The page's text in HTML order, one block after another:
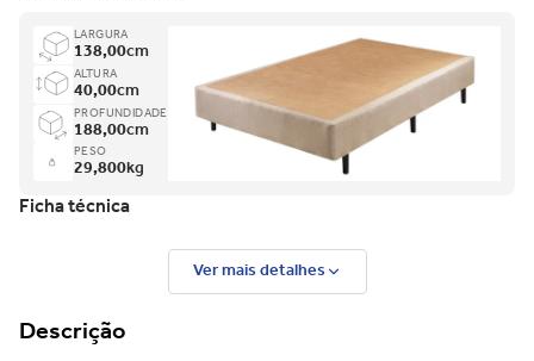
LARGURA
138,00cm
ALTURA
40,00cm
PROFUNDIDADE
188,00cm
PESO
29,800kg
Ficha técnica
Ver mais detalhes
Descrição